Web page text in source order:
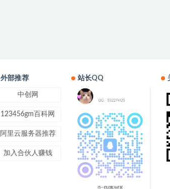
外部推荐
中创网
123456gm百科网
阿里云服务器推荐
加入合伙人赚钱
站长QQ